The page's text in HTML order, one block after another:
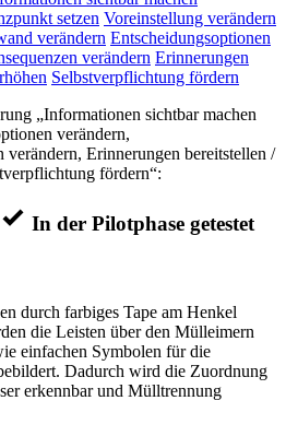
setzen Voreinstellung verändern
verändern Entscheidungsoptionen
verändern Erinnerungen
Selbstverpflichtung fördern
„Informationen sichtbar machen
verändern,
verändern, Erinnerungen bereitstellen /
fördern“:
In der Pilotphase getestet
durch farbiges Tape am Henkel
die Leisten über den Mülleimern
einfachen Symbolen für die
Dadurch wird die Zuordnung
erkennbar und Mülltrennung